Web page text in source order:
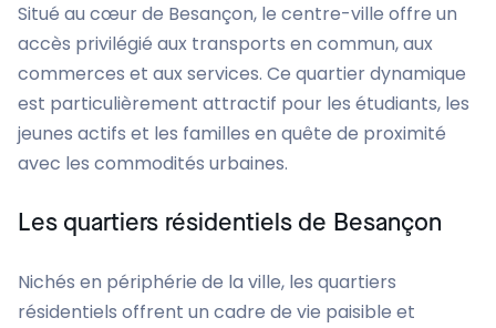
Situé au cœur de Besançon, le centre-ville offre un
accès privilégié aux transports en commun, aux
commerces et aux services. Ce quartier dynamique
est particulièrement attractif pour les étudiants, les
jeunes actifs et les familles en quête de proximité
avec les commodités urbaines.
Les quartiers résidentiels de Besançon
Nichés en périphérie de la ville, les quartiers
résidentiels offrent un cadre de vie paisible et